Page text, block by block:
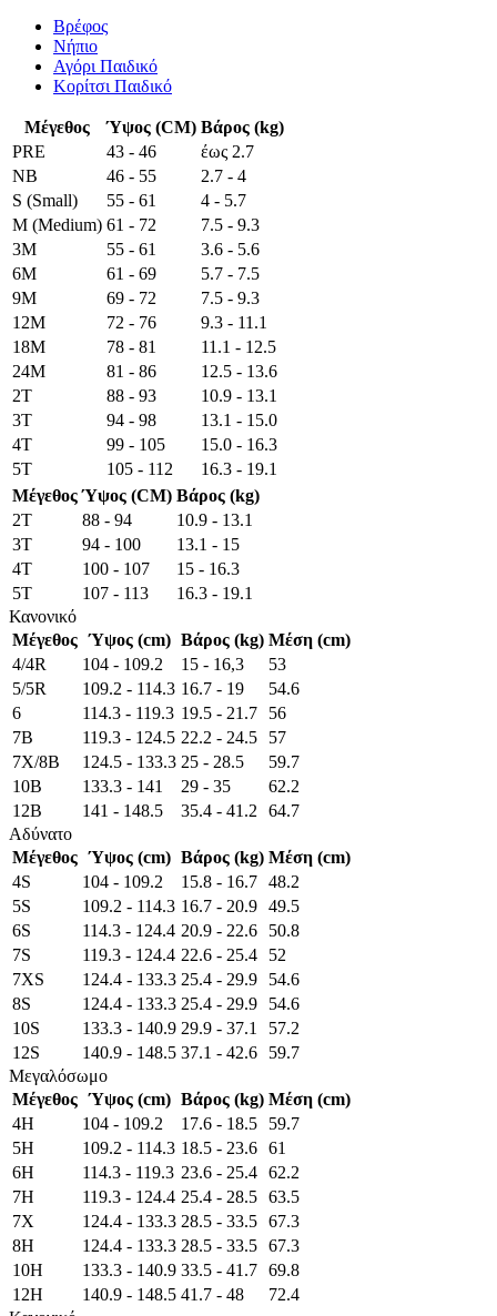
Βρέφος
Νήπιο
Αγόρι Παιδικό
Κορίτσι Παιδικό
Μέγεθος Ύψος (CM) Βάρος (kg)
PRE
43 - 46
έως 2.7
NB
46 - 55
2.7 - 4
S (Small)
55 - 61
4 - 5.7
M (Medium) 61 - 72
7.5 - 9.3
3M
55 - 61
3.6 - 5.6
6M
61 - 69
5.7 - 7.5
9M
69 - 72
7.5 - 9.3
12M
72 - 76
9.3 - 11.1
18M
78 - 81
11.1 - 12.5
24M
81 - 86
12.5 - 13.6
2T
88 - 93
10.9 - 13.1
3T
94 - 98
13.1 - 15.0
4T
99 - 105
15.0 - 16.3
5T
105 - 112
16.3 - 19.1
Μέγεθος Ύψος (CM) Βάρος (kg)
2T
88 - 94
10.9 - 13.1
3T
94 - 100
13.1 - 15
4T
100 - 107
15 - 16.3
5T
107 - 113
16.3 - 19.1
Κανονικό
Μέγεθος Ύψος (cm) Βάρος (kg) Μέση (cm)
4/4R
104 - 109.2 15 - 16,3
53
5/5R
109.2 - 114.3 16.7 - 19
54.6
6
114.3 - 119.3 19.5 - 21.7
56
7B
119.3 - 124.5 22.2 - 24.5
57
7X/8B
124.5 - 133.3 25 - 28.5
59.7
10B
133.3 - 141 29 - 35
62.2
12B
141 - 148.5 35.4 - 41.2
64.7
Αδύνατο
Μέγεθος Ύψος (cm) Βάρος (kg) Μέση (cm)
4S
104 - 109.2 15.8 - 16.7 48.2
5S
109.2 - 114.3 16.7 - 20.9 49.5
6S
114.3 - 124.4 20.9 - 22.6
50.8
7S
119.3 - 124.4 22.6 - 25.4
52
7XS
124.4 - 133.3 25.4 - 29.9
54.6
8S
124.4 - 133.3 25.4 - 29.9
54.6
10S
133.3 - 140.9 29.9 - 37.1
57.2
12S
140.9 - 148.5 37.1 - 42.6
59.7
Μεγαλόσωμο
Μέγεθος Ύψος (cm) Βάρος (kg) Μέση (cm)
4H
104 - 109.2 17.6 - 18.5
59.7
5H
109.2 - 114.3 18.5 - 23.6 61
6H
114.3 - 119.3 23.6 - 25.4 62.2
7H
119.3 - 124.4 25.4 - 28.5 63.5
7X
124.4 - 133.3 28.5 - 33.5 67.3
8H
124.4 - 133.3 28.5 - 33.5 67.3
10H
133.3 - 140.9 33.5 - 41.7 69.8
12H
140.9 - 148.5 41.7 - 48
72.4